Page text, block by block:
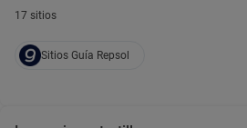
17 sitios
Sitios Guía Repsol